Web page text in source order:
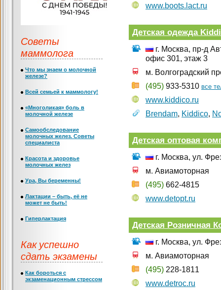
www.boots.lact.ru
Детская одежда
г. Москва, пр-д
офис 301, этаж 3
м. Волгоградский
(495) 933-5310 все
www.kiddico.ru
Brendam, Kiddico,
Детская оптовая
г. Москва, ул.
м. Авиамоторная
(495) 662-4815
www.detopt.ru
Детская Розничная
г. Москва, ул.
м. Авиамоторная
(495) 228-1811
www.detroc.ru
Советы
маммолога
Что мы знаем о молочной
железе?
Всей семьей к маммологу!
«Многоликая» боль в
молочной железе
Самообследование
молочных желез. Советы
специалиста
Красота и здоровье
молочных желез
Ура, Вы беременны!
Лактации – быть, её не
может не быть!
Гиперлактация
Как успешно
сдать экзамены
Как бороться с
экзаменационным стрессом